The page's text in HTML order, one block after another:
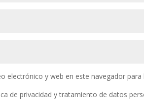
electrónico y web en este navegador
de privacidad y tratamiento de datos